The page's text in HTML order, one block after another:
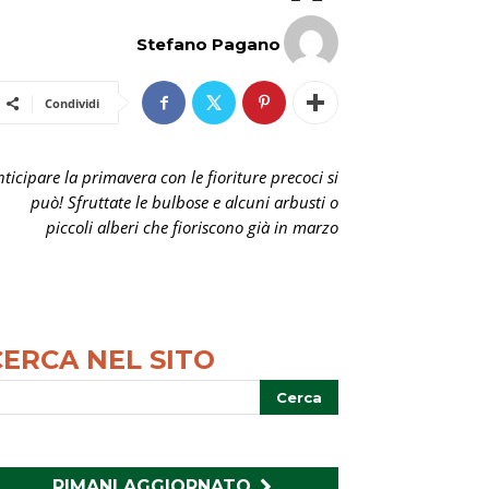
Stefano Pagano
Condividi
la primavera con le fioriture precoci si
può! Sfruttate le bulbose e alcuni arbusti o
piccoli alberi che fioriscono già in marzo
NEL SITO